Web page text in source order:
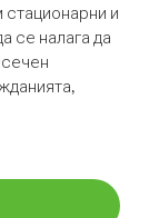
и
се налага да